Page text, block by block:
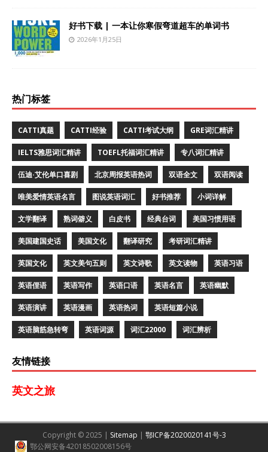
好书下载 | 一本让你寒假弯道超车的单词书
2026年1月25日
热门标签
CATTI真题 CATTI经验 CATTI考试大纲 GRE词汇精讲
IELTS雅思词汇精讲 TOEFL托福词汇精讲 专八词汇精讲
伍迪·艾伦单口喜剧 北京周报英语热词 双语全文 双语阅读
唯美爱情英语名言 图说英语词汇 好书推荐 小词详解
文学翻译 熟词僻义 白皮书 经典台词 美国习惯用语
美国建国史话 美国文化 翻译研究 考研词汇精讲
英国文化 英文美句五则 英文诗歌 英文读物 英语习语
英语俚语 英语写作 英语口语 英语名言 英语幽默
英语演讲 英语漫画 英语热词 英语短篇小说
英语脑筋急转弯 英语词源 词汇22000 词汇辨析
友情链接
英文之旅
Copyright © 2025 | Sitemap
鄂ICP备2020020141号-3
鄂公网安备42018502008156号